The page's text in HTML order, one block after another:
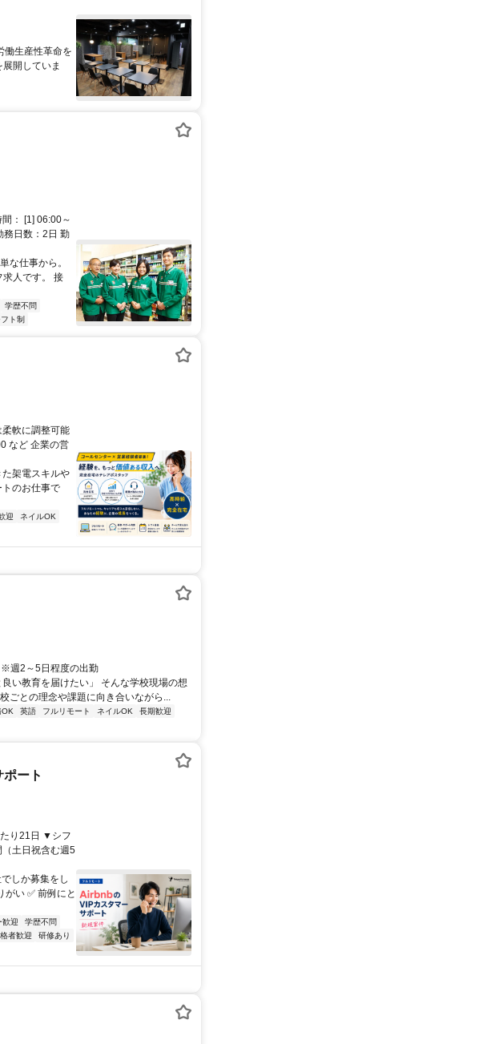
産性革命を
開していま
： [1] 06:00～
務日数：2日 勤
な仕事から。
求人です。 接
学歴不問
ト制
軟に調整可能
など 企業の営
架電スキルや
のお仕事で
迎
ネイルOK
週2～5日程度の出勤
い教育を届けたい」 そんな学校現場の想
ごとの理念や課題に向き合いながら...
OK 英語 フルリモート ネイルOK
長期歓迎
ート
り21日 ▼シフ
土日祝含む週5
しか募集をし
い ✅ 前例にと
歓迎
学歴不問
者歓迎
研修あり